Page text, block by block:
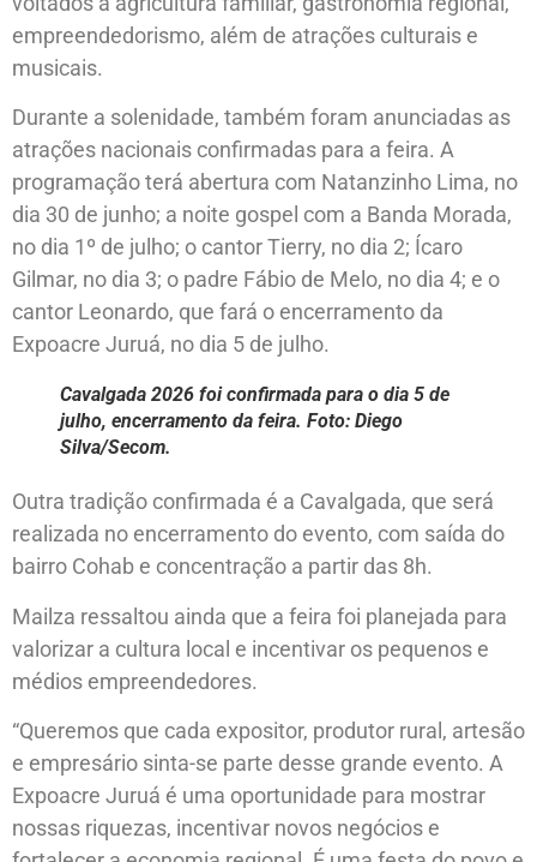
empreendedorismo, além de atrações culturais e
musicais.
Durante a solenidade, também foram anunciadas as
atrações nacionais confirmadas para a feira. A
programação terá abertura com Natanzinho Lima, no
dia 30 de junho; a noite gospel com a Banda Morada,
no dia 1º de julho; o cantor Tierry, no dia 2; Ícaro
Gilmar, no dia 3; o padre Fábio de Melo, no dia 4; e o
cantor Leonardo, que fará o encerramento da
Expoacre Juruá, no dia 5 de julho.
Cavalgada 2026 foi confirmada para o dia 5 de
julho, encerramento da feira. Foto: Diego
Silva/Secom.
Outra tradição confirmada é a Cavalgada, que será
realizada no encerramento do evento, com saída do
bairro Cohab e concentração a partir das 8h.
Mailza ressaltou ainda que a feira foi planejada para
valorizar a cultura local e incentivar os pequenos e
médios empreendedores.
“Queremos que cada expositor, produtor rural, artesão
e empresário sinta-se parte desse grande evento. A
Expoacre Juruá é uma oportunidade para mostrar
nossas riquezas, incentivar novos negócios e